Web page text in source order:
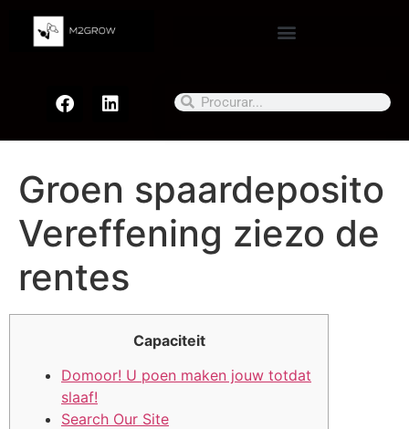
Groen spaardeposito
Vereffening ziezo de
rentes
Capaciteit
Domoor! U poen maken jouw totdat
slaaf!
Search Our Site